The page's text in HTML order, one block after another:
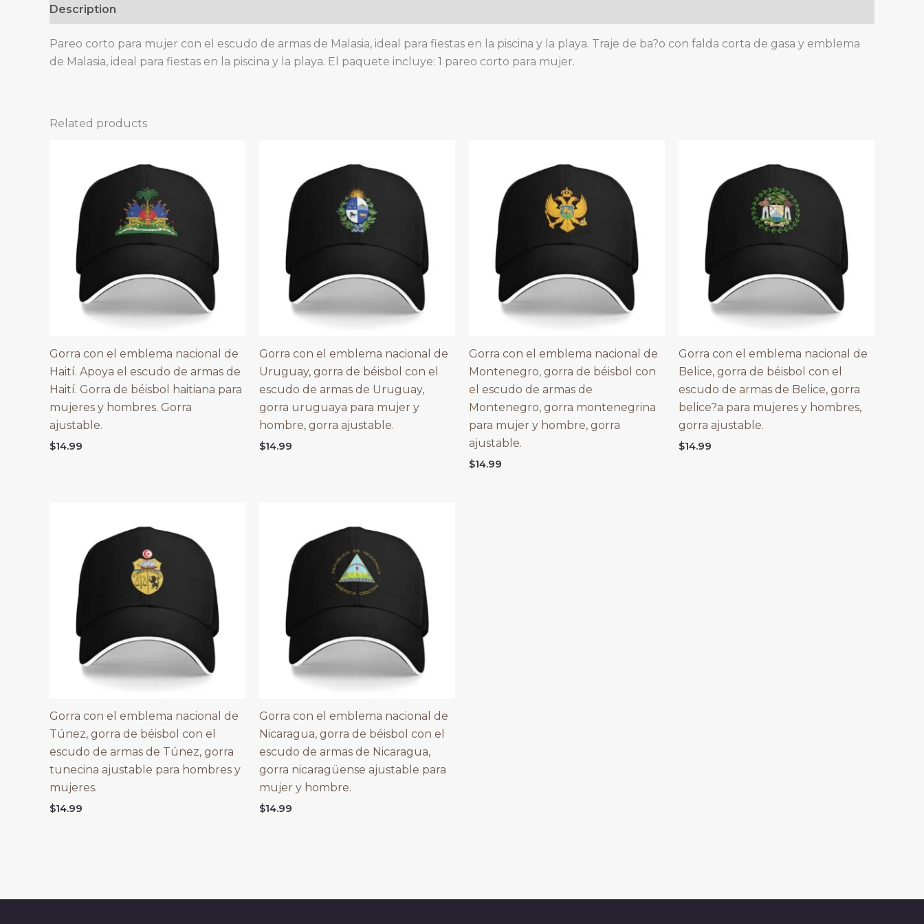
bufanda
Description
Pareo corto para mujer con el escudo de armas de Malasia, ideal para fiestas en la piscina y la playa. Traje de ba?o con falda corta de gasa y emblema
de Malasia, ideal para fiestas en la piscina y la playa. El paquete incluye: 1 pareo corto para mujer.
Related products
Gorra con el emblema nacional de
Haití. Apoya el escudo de armas de
Haití. Gorra de béisbol haitiana para
mujeres y hombres. Gorra
ajustable.
$14.99
Gorra con el emblema nacional de
Uruguay, gorra de béisbol con el
escudo de armas de Uruguay,
gorra uruguaya para mujer y
hombre, gorra ajustable.
$14.99
Gorra con el emblema nacional de
Montenegro, gorra de béisbol con
el escudo de armas de
Montenegro, gorra montenegrina
para mujer y hombre, gorra
ajustable.
$14.99
Gorra con el emblema nacional de
Belice, gorra de béisbol con el
escudo de armas de Belice, gorra
belice?a para mujeres y hombres,
gorra ajustable.
$14.99
Gorra con el emblema nacional de
Túnez, gorra de béisbol con el
escudo de armas de Túnez, gorra
tunecina ajustable para hombres y
mujeres.
$14.99
Gorra con el emblema nacional de
Nicaragua, gorra de béisbol con el
escudo de armas de Nicaragua,
gorra nicaragüense ajustable para
mujer y hombre.
$14.99